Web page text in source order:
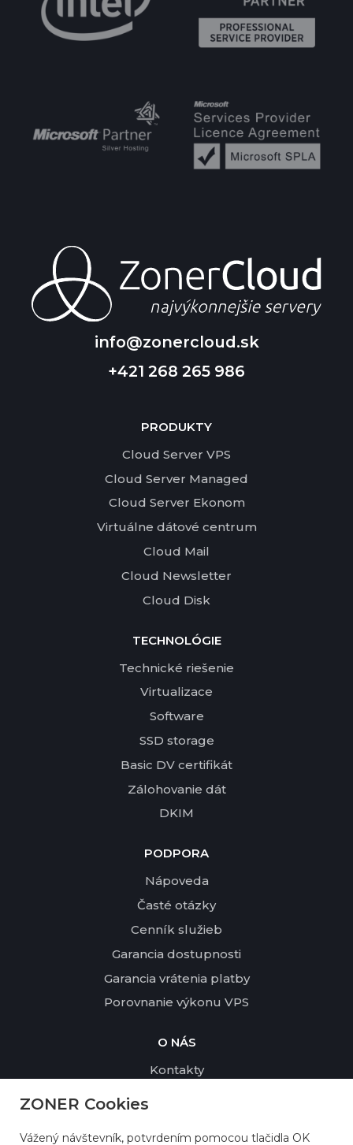
info@zonercloud.sk
+421 268 265 986
PRODUKTY
Cloud Server VPS
Cloud Server Managed
Cloud Server Ekonom
Virtuálne dátové centrum
Cloud Mail
Cloud Newsletter
Cloud Disk
TECHNOLÓGIE
Technické riešenie
Virtualizace
Software
SSD storage
Basic DV certifikát
Zálohovanie dát
DKIM
PODPORA
Nápoveda
Časté otázky
Cenník služieb
Garancia dostupnosti
Garancia vrátenia platby
Porovnanie výkonu VPS
O NÁS
Kontakty
Profil spoločnosti
ZONER Cookies
Vážený návštevník, potvrdením pomocou tlačidla OK